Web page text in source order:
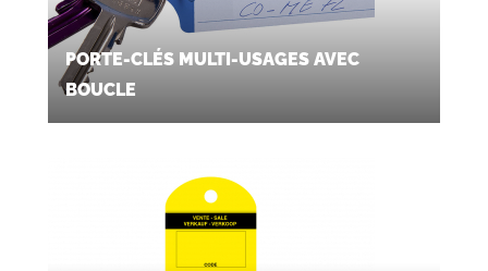
PORTE-CLÉS MULTI-USAGES AVEC
BOUCLE